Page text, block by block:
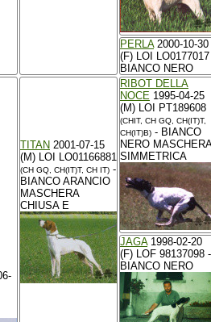
PERLA2000-10-30
(F) LOI
BIANCO NERO
TITAN 2001-07-15
(M) LOI LO01166881
(CH GQ, CH(IT)T, CH IT) -
BIANCO ARANCIO
MASCHERA
CHIUSA E
RIBOT DELLA
NOCE 1995-04-25
(M) LOI PT189608
(CHIT, CH GQ, CH(IT)T,
CH(IT)B) - BIANCO
NERO
SIMMETRICA
JAGA1998-02-20
(F) LOF 98137098 -
BIANCO NERO